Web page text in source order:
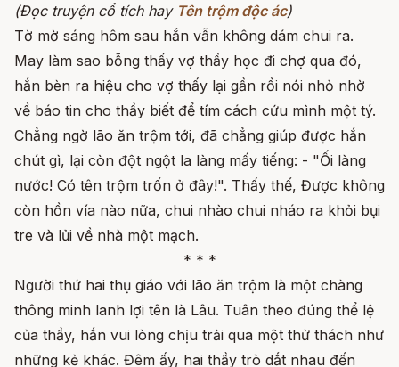
(Đọc truyện cổ tích hay Tên trộm độc ác)
Tờ mờ sáng hôm sau hắn vẫn không dám chui ra.
May làm sao bỗng thấy vợ thầy học đi chợ qua đó,
hắn bèn ra hiệu cho vợ thấy lại gần rồi nói nhỏ nhờ
về báo tin cho thầy biết để tím cách cứu mình một tý.
Chẳng ngờ lão ăn trộm tới, đã chẳng giúp được hắn
chút gì, lại còn đột ngột la làng mấy tiếng: - "Ối làng
nước! Có tên trộm trốn ở đây!". Thấy thế, Được không
còn hồn vía nào nữa, chui nhào chui nháo ra khỏi bụi
tre và lủi về nhà một mạch.
* * *
Người thứ hai thụ giáo với lão ăn trộm là một chàng
thông minh lanh lợi tên là Lâu. Tuân theo đúng thể lệ
của thầy, hắn vui lòng chịu trải qua một thử thách như
những kẻ khác. Đêm ấy, hai thầy trò dắt nhau đến